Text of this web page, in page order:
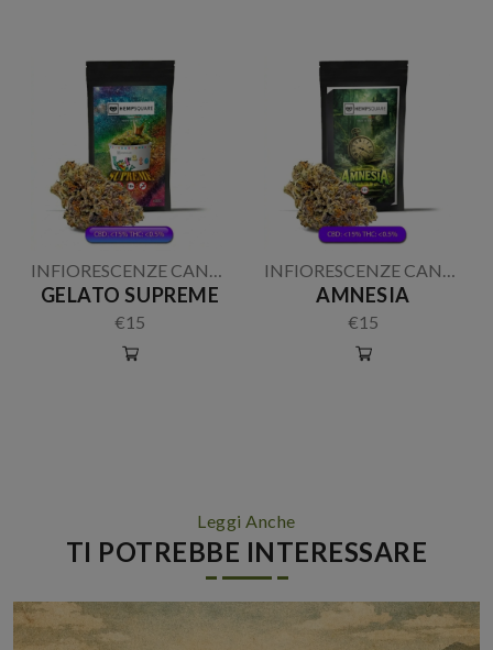
INFIORESCENZE CANNABIS LIGHT
GELATO SUPREME
€15
INFIORESCENZE CANNABIS LIGHT
AMNESIA
€15
Leggi Anche
TI POTREBBE INTERESSARE